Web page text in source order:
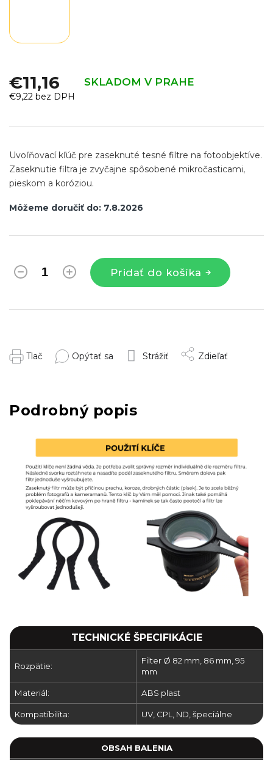
€11,16 SKLADOM V PRAHE
€9,22 bez DPH
cena:
Môžeme doručiť do: 7.8.2026
Pridať do košíka
Uvoľňovací kľúč pre zaseknuté tesné filtre na fotoobjektíve.
Zaseknutie filtra je zvyčajne spôsobené mikročasticami,
pieskom a koróziou.
Tlač Opýtať sa Strážiť Zdieľať
Podrobný popis
TECHNICKÉ ŠPECIFIKÁCIE
Rozpätie:
Filter Ø 82 mm, 86 mm, 95
mm
Materiál: ABS plast
Kompatibilita: UV, CPL, ND, špeciálne
OBSAH BALENIA